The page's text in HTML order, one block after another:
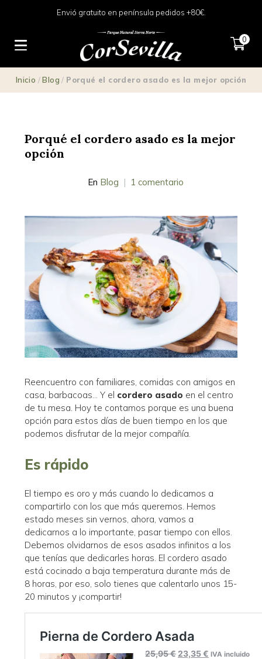
Envió gratuito en península pedidos +80€.
0
Inicio /Blog / Porqué el cordero asado es la mejor opción
Porqué el cordero asado es la mejor
opción
En Blog 1 comentario
Reencuentro con familiares, comidas con amigos en
casa, barbacoas… Y el cordero asado en el centro
de tu mesa. Hoy te contamos porque es una buena
opción para estos días de buen tiempo en los que
podemos disfrutar de la mejor compañía.
Es rápido
El tiempo es oro y más cuando lo dedicamos a
compartirlo con los que más queremos. Hemos
estado meses sin vernos, ahora, vamos a
dedicarnos a lo importante, pasar tiempo con ellos.
Debemos olvidarnos de esos asados infinitos a los
que tenías que dedicarles horas. El cordero asado
está cocinado a baja temperatura durante más de
8 horas, por eso, solo tienes que calentarlo unos 15-
20 minutos y ¡compartir!